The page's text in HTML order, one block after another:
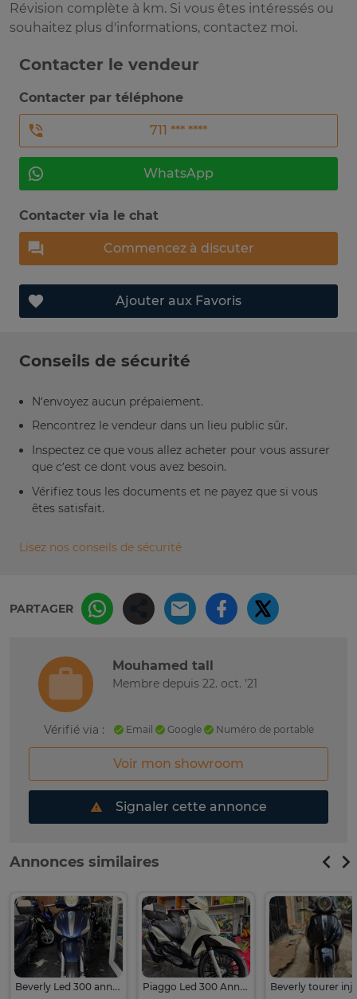
Révision complète à km. Si vous êtes intéressés ou
souhaitez plus d'informations, contactez moi.
Contacter le vendeur
Contacter par téléphone
711 *** ****
WhatsApp
Contacter via le chat
Commencez à discuter
Ajouter aux Favoris
Conseils de sécurité
N’envoyez aucun prépaiement.
Rencontrez le vendeur dans un lieu public sûr.
Inspectez ce que vous allez acheter pour vous assurer
que c’est ce dont vous avez besoin.
Vérifiez tous les documents et ne payez que si vous
êtes satisfait.
Lisez nos conseils de sécurité
PARTAGER
Mouhamed tall
Membre depuis 22. oct. '21
Vérifié via : Email Google Numéro de portable
Voir mon showroom
Signaler cette annonce
Annonces similaires
Beverly Led 300 année 2020 Piaggo Led 300 Année 2019